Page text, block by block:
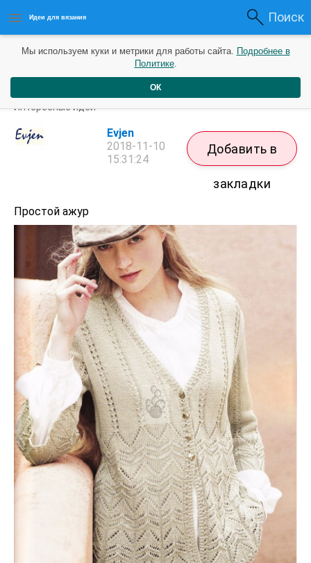
Идеи для вязания Поиск
Интересные идеи
Evjen
2018-11-10
15:31:24
Добавить в
закладки
Простой ажур
Мы используем куки и метрики для работы сайта. Подробнее в
Политике.
ОК